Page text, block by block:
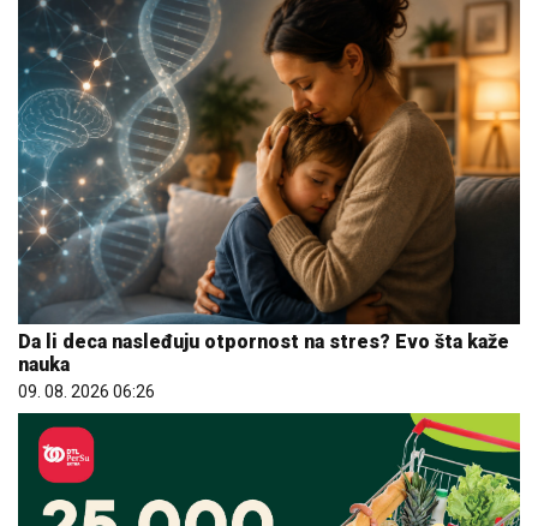
Da li deca nasleđuju otpornost na stres? Evo šta kaže
nauka
09. 08. 2026 06:26